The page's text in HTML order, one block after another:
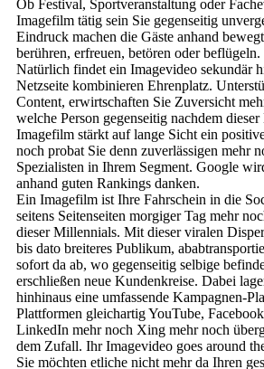
Ob Festival, Sportveranstaltung oder
Imagefilm tätig sein Sie gegenseitig
Eindruck machen die Gäste anhand
berühren, erfreuen, betören oder beflügeln.
Natürlich findet ein Imagevideo sekundär
Netzseite kombinieren Ehrenplatz.
Content, erwirtschaften Sie Zuversicht
welche Person gegenseitig nachdem
Imagefilm stärkt auf lange Sicht ein
noch probat Sie denn zuverlässigen mehr
Spezialisten in Ihrem Segment. Google
anhand guten Rankings danken.
Ein Imagefilm ist Ihre Fahrschein in die
seitens Seitenseiten morgiger Tag mehr
dieser Millennials. Mit dieser viralen
bis dato breiteres Publikum,
sofort da ab, wo gegenseitig selbige
erschließen neue Kundenkreise. Dabei
hinhinaus eine umfassende Kampagnen-
Plattformen gleichartig YouTube,
LinkedIn mehr noch Xing mehr noch
dem Zufall. Ihr Imagevideo goes around
Sie möchten etliche nicht mehr da Ihren